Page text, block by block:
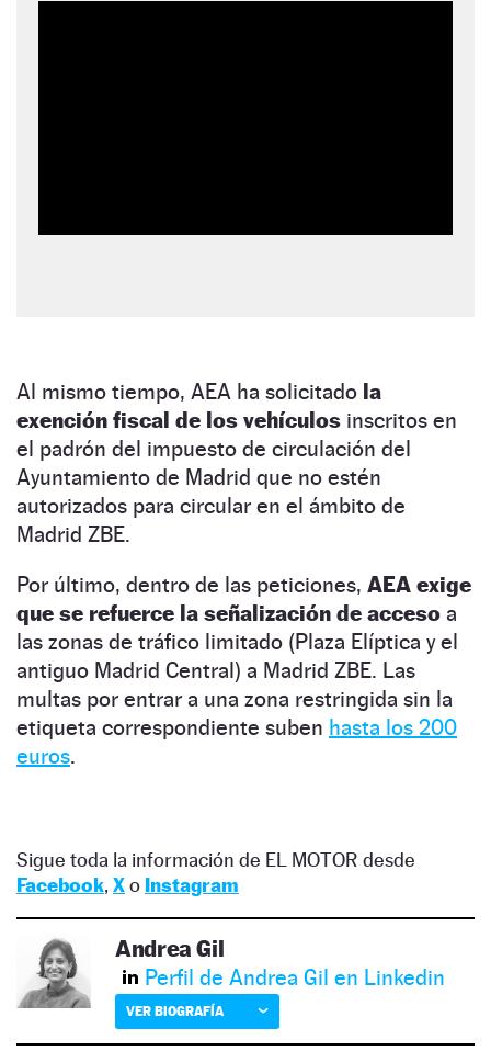
Al mismo tiempo, AEA ha solicitado la
exención fiscal de los vehículos inscritos en
el padrón del impuesto de circulación del
Ayuntamiento de Madrid que no estén
autorizados para circular en el ámbito de
Madrid ZBE.
Por último, dentro de las peticiones, AEA exige
que se refuerce la señalización de acceso a
las zonas de tráfico limitado (Plaza Elíptica y el
antiguo Madrid Central) a Madrid ZBE. Las
multas por entrar a una zona restringida sin la
etiqueta correspondiente suben hasta los 200
euros.
Sigue toda la información de EL MOTOR desde
Facebook, Xo Instagram
Andrea Gil
Perfil de Andrea Gil en Linkedin
VER BIOGRAFÍA